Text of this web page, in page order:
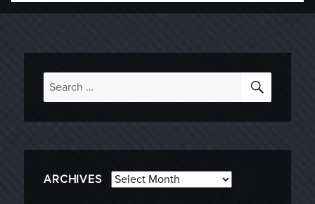
Search
for:
ARCHIVES Archives